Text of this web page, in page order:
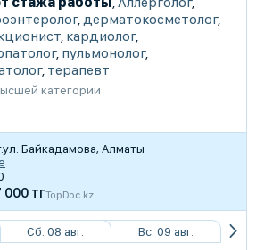
, дерматокосметолог,
кардиолог,
, пульмонолог,
, терапевт
категории
Байкадамова, Алматы
000 тгTopDoc.kz
Сб. 08 авг. Вс. 09 авг.